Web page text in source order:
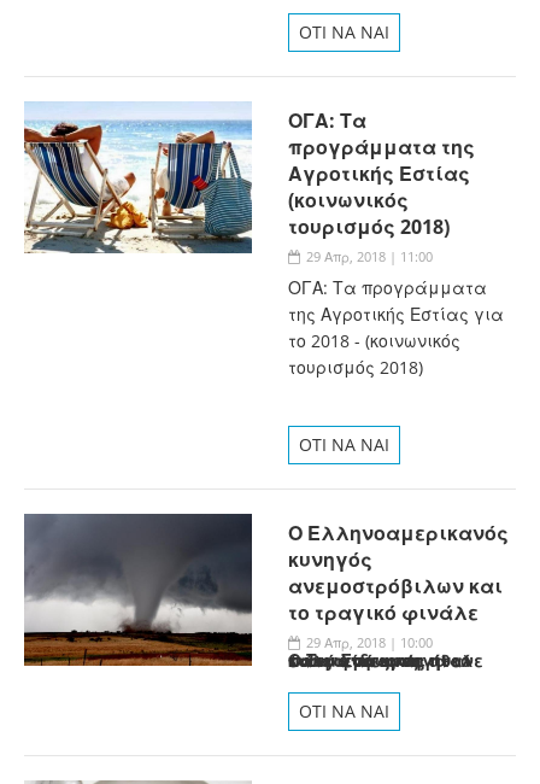
OTI NA NAI
ΟΓΑ: Τα
προγράμματα της
Αγροτικής Εστίας
(κοινωνικός
τουρισμός 2018)
29 Απρ, 2018 | 11:00
ΟΓΑ: Τα προγράμματα
της Αγροτικής Εστίας για
το 2018 - (κοινωνικός
τουρισμός 2018)
OTI NA NAI
Ο Ελληνοαμερικανός
κυνηγός
ανεμοστρόβιλων και
το τραγικό φινάλε
29 Απρ, 2018 | 10:00
Ο Τιμ Σαμαράς ήθελε πάντα να κυνηγά καταιγίδες και ήταν ένας από τους καλύτερους σε αυτό
OTI NA NAI